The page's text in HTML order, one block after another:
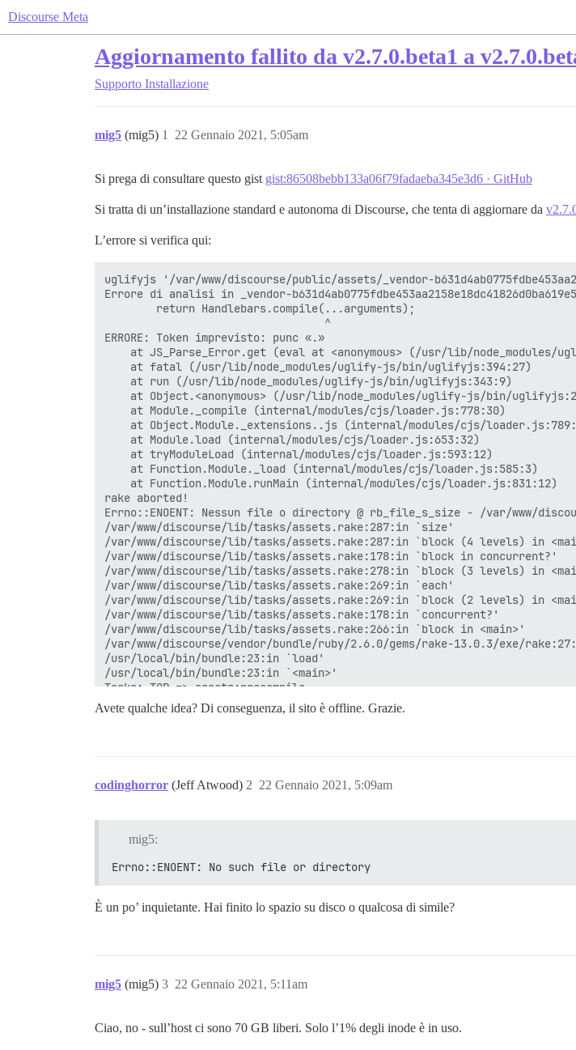
Discourse Meta
Aggiornamento fallito da v2.7.0.beta1 a
Supporto Installazione
mig5 (mig5) 22 Gennaio 2021, 5:05am
1
Si prega di consultare questo gist gist:86508bebb133a06f79fadaeba345e3d6 · GitHub
Si tratta di un’installazione standard e autonoma di Discourse, che tenta di aggiornare da
L’errore si verifica qui:
uglifyjs '/var/www/discourse/public/assets/_vendor-
Errore di analisi in _vendor-
        return Handlebars.compile(...arguments);
                                  ^
ERRORE: Token imprevisto: punc «.»
at JS_Parse_Error.get (eval at <anonymous> (/usr/lib/node_modules/
    at fatal (/usr/lib/node_modules/uglify-js/bin/uglifyjs:394:27)
    at run (/usr/lib/node_modules/uglify-js/bin/uglifyjs:343:9)
at Object.<anonymous> (/usr/lib/node_modules/uglify-js/bin/
    at Module._compile (internal/modules/cjs/loader.js:778:30)
at Object.Module._extensions..js (internal/modules/cjs/
    at Module.load (internal/modules/cjs/loader.js:653:32)
    at tryModuleLoad (internal/modules/cjs/loader.js:593:12)
    at Function.Module._load (internal/modules/cjs/loader.js:585:3)
    at Function.Module.runMain (internal/modules/cjs/loader.js:831:12)
rake aborted!
Errno::ENOENT: Nessun file o directory @ rb_file_s_size - /var/www/
/var/www/discourse/lib/tasks/assets.rake:287:in `size'
/var/www/discourse/lib/tasks/assets.rake:287:in `block (4 levels) in
/var/www/discourse/lib/tasks/assets.rake:178:in `block in concurrent?'
/var/www/discourse/lib/tasks/assets.rake:278:in `block (3 levels) in
/var/www/discourse/lib/tasks/assets.rake:269:in `each'
/var/www/discourse/lib/tasks/assets.rake:269:in `block (2 levels) in
/var/www/discourse/lib/tasks/assets.rake:178:in `concurrent?'
/var/www/discourse/lib/tasks/assets.rake:266:in `block in <main>'
/var/www/discourse/vendor/bundle/ruby/2.6.0/gems/rake-13.0.3/exe/
/usr/local/bin/bundle:23:in `load'
/usr/local/bin/bundle:23:in `<main>'
Tasks: TOP => assets:precompile
(Vedi la traccia completa eseguendo il task con --trace)
Avete qualche idea? Di conseguenza, il sito è offline. Grazie.
codinghorror (Jeff Atwood) 22 Gennaio 2021, 5:09am
2
mig5:
Errno::ENOENT: No such file or directory
È un po’ inquietante. Hai finito lo spazio su disco o qualcosa di simile?
mig5 (mig5) 22 Gennaio 2021, 5:11am
3
Ciao, no - sull’host ci sono 70 GB liberi. Solo l’1% degli inode è in uso.